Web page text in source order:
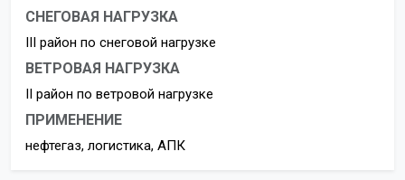
СНЕГОВАЯ НАГРУЗКА
III район по снеговой нагрузке
ВЕТРОВАЯ НАГРУЗКА
II район по ветровой нагрузке
ПРИМЕНЕНИЕ
нефтегаз, логистика, АПК